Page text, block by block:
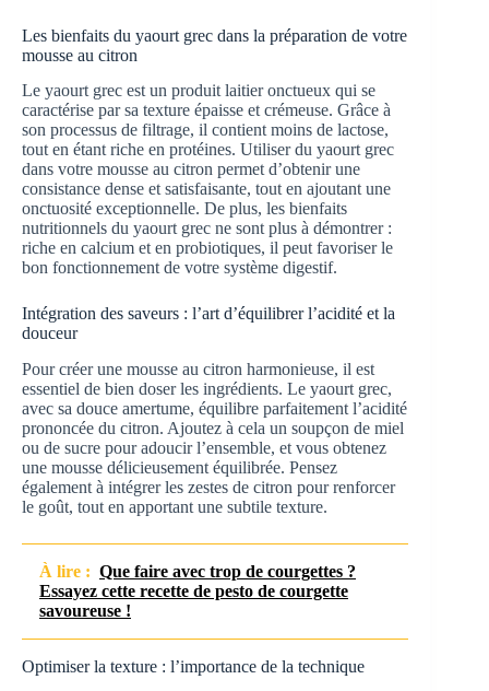
Les bienfaits du yaourt grec dans la préparation de votre
mousse au citron
Le yaourt grec est un produit laitier onctueux qui se
caractérise par sa texture épaisse et crémeuse. Grâce à
son processus de filtrage, il contient moins de lactose,
tout en étant riche en protéines. Utiliser du yaourt grec
dans votre mousse au citron permet d’obtenir une
consistance dense et satisfaisante, tout en ajoutant une
onctuosité exceptionnelle. De plus, les bienfaits
nutritionnels du yaourt grec ne sont plus à démontrer :
riche en calcium et en probiotiques, il peut favoriser le
bon fonctionnement de votre système digestif.
Intégration des saveurs : l’art d’équilibrer l’acidité et la
douceur
Pour créer une mousse au citron harmonieuse, il est
essentiel de bien doser les ingrédients. Le yaourt grec,
avec sa douce amertume, équilibre parfaitement l’acidité
prononcée du citron. Ajoutez à cela un soupçon de miel
ou de sucre pour adoucir l’ensemble, et vous obtenez
une mousse délicieusement équilibrée. Pensez
également à intégrer les zestes de citron pour renforcer
le goût, tout en apportant une subtile texture.
À lire : Que faire avec trop de courgettes ?
Essayez cette recette de pesto de courgette
savoureuse !
Optimiser la texture : l’importance de la technique